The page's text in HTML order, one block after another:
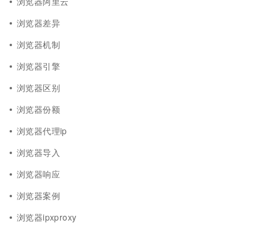
浏览器差异
浏览器机制
浏览器引擎
浏览器区别
浏览器份额
浏览器代理ip
浏览器导入
浏览器响应
浏览器案例
浏览器ipxproxy